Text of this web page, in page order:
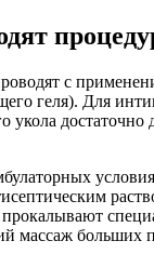
с
геля). Для
укола
массаж больших